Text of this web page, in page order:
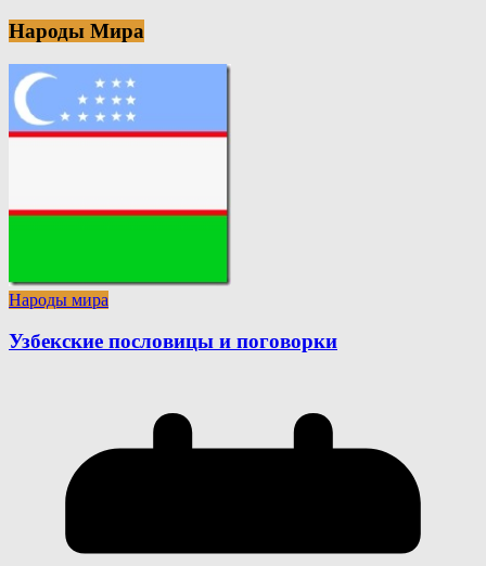
Народы Мира
Народы мира
Узбекские пословицы и поговорки